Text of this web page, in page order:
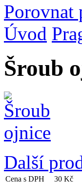
Porovnat
Úvod
Šroub
Další
Cena s DPH
30 Kč